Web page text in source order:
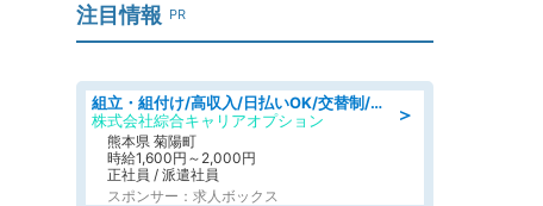
注目情報 PR
＞
組立・組付け/高収入/日払いOK/交替制/20・30・40代活躍中/製造 工場
株式会社綜合キャリアオプション
熊本県 菊陽町
時給1,600円～2,000円
正社員 / 派遣社員
スポンサー：求人ボックス